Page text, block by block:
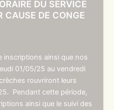
DU SERVICE
CAUSE DE CONGE
inscriptions ainsi que nos
01/05/25 au vendredi
rouvriront leurs
Pendant cette période,
ainsi que le suivi des